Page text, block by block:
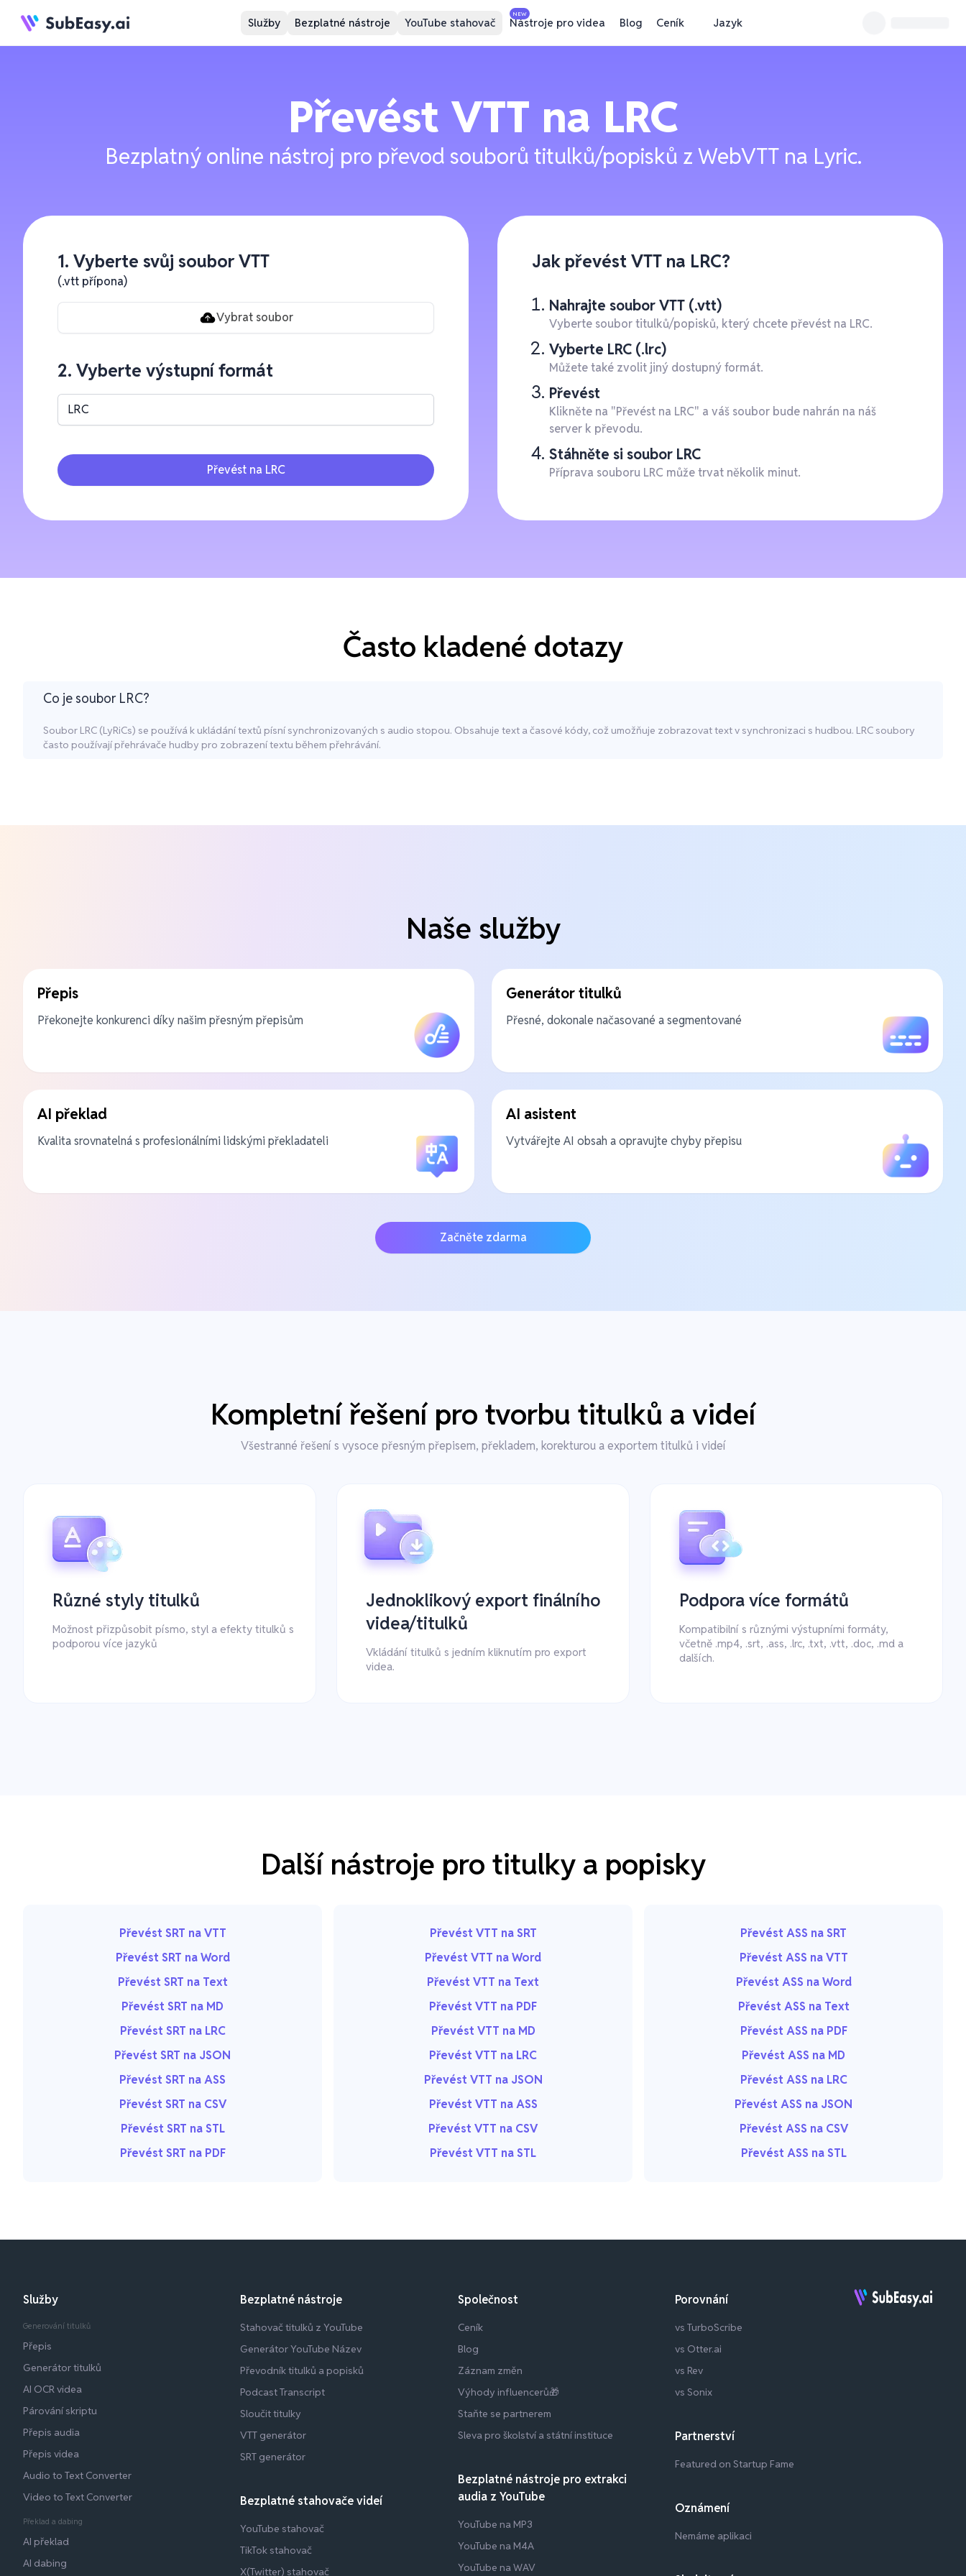
Služby Bezplatné nástroje YouTube stahovač
NEW
Nástroje pro videa Blog Ceník Jazyk
Převést VTT na LRC
Bezplatný online nástroj pro převod souborů titulků/popisků z WebVTT na Lyric.
1. Vyberte svůj soubor VTT
(.vtt přípona)
Vybrat soubor
2. Vyberte výstupní formát
LRC
Převést na LRC
Jak převést VTT na LRC?
Nahrajte soubor VTT (.vtt)
Vyberte soubor titulků/popisků, který chcete převést na LRC.
Vyberte LRC (.lrc)
Můžete také zvolit jiný dostupný formát.
Převést
Klikněte na "Převést na LRC" a váš soubor bude nahrán na náš
server k převodu.
Stáhněte si soubor LRC
Příprava souboru LRC může trvat několik minut.
Často kladené dotazy
Co je soubor LRC?
Soubor LRC (LyRiCs) se používá k ukládání textů písní synchronizovaných s audio stopou. Obsahuje text a časové kódy, což umožňuje zobrazovat text v synchronizaci s hudbou. LRC soubory
často používají přehrávače hudby pro zobrazení textu během přehrávání.
Naše služby
Přepis
Překonejte konkurenci díky našim přesným přepisům
Generátor titulků
Přesné, dokonale načasované a segmentované
AI překlad
Kvalita srovnatelná s profesionálními lidskými překladateli
AI asistent
Vytvářejte AI obsah a opravujte chyby přepisu
Začněte zdarma
Kompletní řešení pro tvorbu titulků a videí
Všestranné řešení s vysoce přesným přepisem, překladem, korekturou a exportem titulků i videí
Různé styly titulků
Možnost přizpůsobit písmo, styl a efekty titulků s
podporou více jazyků
Jednoklikový export finálního
videa/titulků
Vkládání titulků s jedním kliknutím pro export
videa.
Podpora více formátů
Kompatibilní s různými výstupními formáty,
včetně .mp4, .srt, .ass, .lrc, .txt, .vtt, .doc, .md a
dalších.
Další nástroje pro titulky a popisky
Převést SRT na VTT
Převést SRT na Word
Převést SRT na Text
Převést SRT na MD
Převést SRT na LRC
Převést SRT na JSON
Převést SRT na ASS
Převést SRT na CSV
Převést SRT na STL
Převést SRT na PDF
Převést VTT na SRT
Převést VTT na Word
Převést VTT na Text
Převést VTT na PDF
Převést VTT na MD
Převést VTT na LRC
Převést VTT na JSON
Převést VTT na ASS
Převést VTT na CSV
Převést VTT na STL
Převést ASS na SRT
Převést ASS na VTT
Převést ASS na Word
Převést ASS na Text
Převést ASS na PDF
Převést ASS na MD
Převést ASS na LRC
Převést ASS na JSON
Převést ASS na CSV
Převést ASS na STL
Služby
Generování titulků
Přepis
Generátor titulků
AI OCR videa
Párování skriptu
Přepis audia
Přepis videa
Audio to Text Converter
Video to Text Converter
Překlad a dabing
AI překlad
AI dabing
Bezplatné nástroje
Stahovač titulků z YouTube
Generátor YouTube Název
Převodník titulků a popisků
Podcast Transcript
Sloučit titulky
VTT generátor
SRT generátor
Bezplatné stahovače videí
YouTube stahovač
TikTok stahovač
X(Twitter) stahovač
Společnost
Ceník
Blog
Záznam změn
Výhody influencerů🎁
Staňte se partnerem
Sleva pro školství a státní instituce
Bezplatné nástroje pro extrakci
audia z YouTube
YouTube na MP3
YouTube na M4A
YouTube na WAV
Porovnání
vs TurboScribe
vs Otter.ai
vs Rev
vs Sonix
Partnerství
Featured on Startup Fame
Oznámení
Nemáme aplikaci